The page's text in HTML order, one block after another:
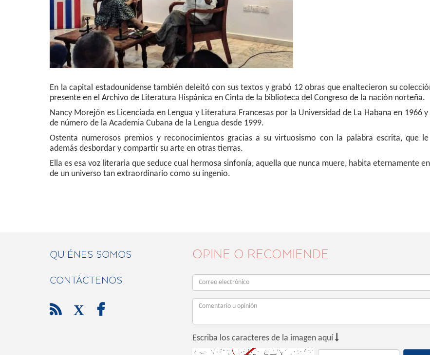
En la capital estadounidense también deleitó con sus textos y grabó 12 obras que enaltecieron su
presente en el Archivo de Literatura Hispánica en Cinta de la biblioteca del Congreso de la nación norteña.
Nancy Morejón es Licenciada en Lengua y Literatura Francesas por la Universidad de La Habana en 1966
de número de la Academia Cubana de la Lengua desde 1999.
Ostenta numerosos premios y reconocimientos gracias a su virtuosismo con la palabra escrita, que
además desbordar y compartir su arte en otras tierras.
Ella es esa voz literaria que seduce cual hermosa sinfonía, aquella que nunca muere, habita eternamente
de un universo tan extraordinario como su ingenio.
QUIÉNES SOMOS
CONTÁCTENOS
 X 
OPINE O RECOMIENDE
Escriba los caracteres de la imagen aquí 